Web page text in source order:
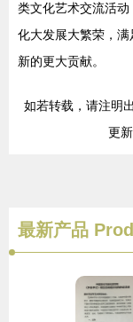
类文化艺术交流活
化大发展大繁荣，
新的更大贡献。
如若转载，请注明
更
最新产品